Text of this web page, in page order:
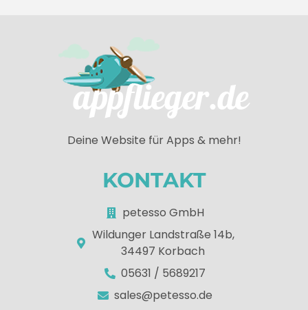
Deine Website für Apps & mehr!
KONTAKT
petesso GmbH
Wildunger Landstraße 14b,
34497 Korbach
05631 / 5689217
sales@petesso.de